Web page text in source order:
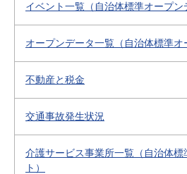
イベント一覧（自治体標準オープン
オープンデータ一覧（自治体標準オ
不動産と税金
交通事故発生状況
介護サービス事業所一覧（自治体標
ト）